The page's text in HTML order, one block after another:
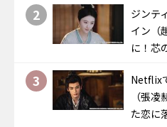
2
ジンテ
イン（
に！芯
3
Netflix
（張
た恋に